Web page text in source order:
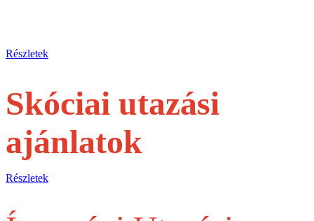
Részletek
Skóciai utazási
ajánlatok
Részletek